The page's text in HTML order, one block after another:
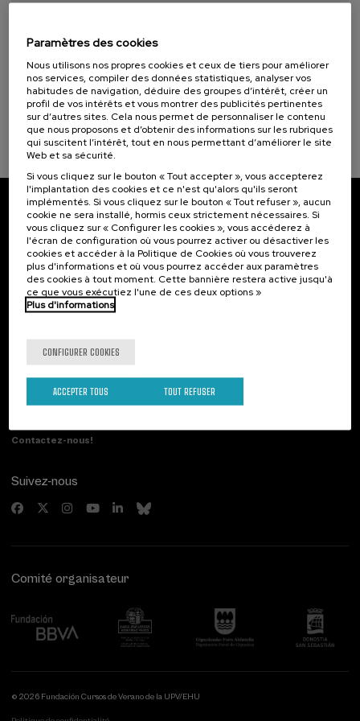
Objectifs de développement durable
victimización a la reparación
20 h. Espagnol Basque .
...
À PARTIR DE25 €
Dernières
places
Gratuit
Date
passée
Liste
d'attente
Période
d'inscription
terminée
Abonnez-vous à notre bulletin
Inscrivez-vous pour être le premier à recevoir les
actualités de l'UIK.
S'abonner
Contact
20007 Donostia / San Sebastián
Contactez-nous!
Suivez-nous
Comité organisateur
© 2026 Fundación Cursos de Verano de la UPV/EHU
Paramètres des cookies
Nous utilisons nos propres cookies et ceux de tiers pour améliorer
nos services, compiler des données statistiques, analyser vos
habitudes de navigation, déduire des groupes d’intérêt, créer un
profil de vos intérêts et vous montrer des publicités pertinentes
sur d’autres sites. Cela nous permet de personnaliser le contenu
que nous proposons et d’obtenir des informations sur les rubriques
qui suscitent l’intérêt, tout en nous permettant d’améliorer le site
Web et sa sécurité.
Si vous cliquez sur le bouton « Tout accepter », vous accepterez
l'implantation des cookies et ce n'est qu'alors qu'ils seront
implémentés. Si vous cliquez sur le bouton « Tout refuser », aucun
cookie ne sera installé, hormis ceux strictement nécessaires. Si
vous cliquez sur « Configurer les cookies », vous accéderez à
l'écran de configuration où vous pourrez activer ou désactiver les
cookies et accéder à la Politique de Cookies où vous trouverez
plus d'informations et où vous pourrez accéder aux paramètres
des cookies à tout moment. Cette bannière restera active jusqu'à
ce que vous exécutiez l'une de ces deux options »
Plus d'informations
CONFIGURER COOKIES
TOUT REFUSER
ACCEPTER TOUS